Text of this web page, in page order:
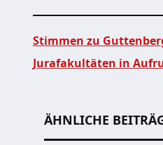
Stimmen zu
Jurafakultäten in
ÄHNLICHE